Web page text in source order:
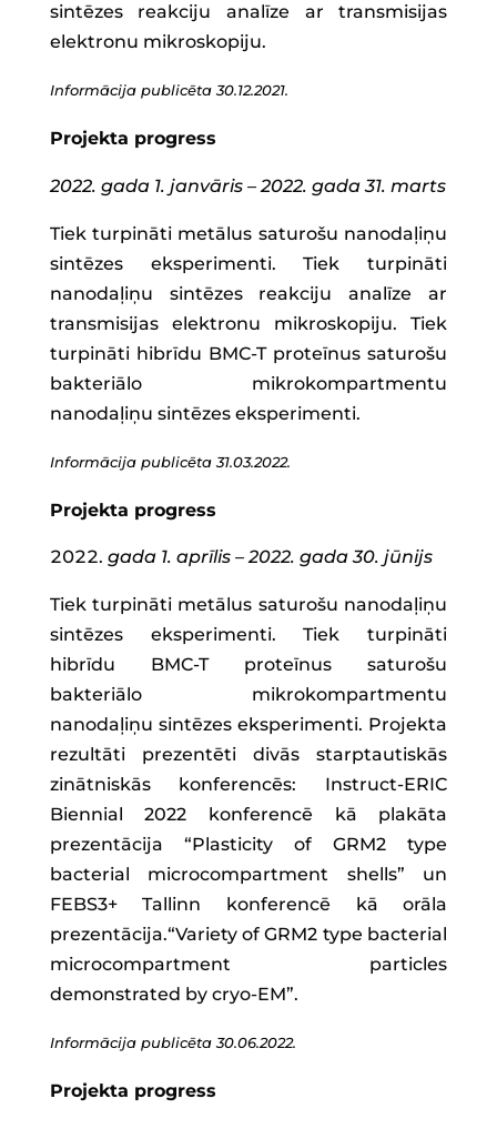
sintēzes reakciju analīze ar transmisijas
elektronu mikroskopiju.
Informācija publicēta 30.12.2021.
Projekta progress
2022. gada 1. janvāris – 2022. gada 31. marts
Tiek turpināti metālus saturošu nanodaļiņu
sintēzes eksperimenti. Tiek turpināti
nanodaļiņu sintēzes reakciju analīze ar
transmisijas elektronu mikroskopiju. Tiek
turpināti hibrīdu BMC-T proteīnus saturošu
bakteriālo mikrokompartmentu
nanodaļiņu sintēzes eksperimenti.
Informācija publicēta 31.03.2022.
Projekta progress
gada 1. aprīlis – 2022. gada 30. jūnijs
Tiek turpināti metālus saturošu nanodaļiņu
sintēzes eksperimenti. Tiek turpināti
hibrīdu BMC-T proteīnus saturošu
bakteriālo mikrokompartmentu
nanodaļiņu sintēzes eksperimenti. Projekta
rezultāti prezentēti divās starptautiskās
zinātniskās konferencēs: Instruct-ERIC
Biennial 2022 konferencē kā plakāta
prezentācija “Plasticity of GRM2 type
bacterial microcompartment shells” un
FEBS3+ Tallinn konferencē kā orāla
prezentācija.“Variety of GRM2 type bacterial
microcompartment particles
demonstrated by cryo-EM”.
Informācija publicēta 30.06.2022.
Projekta progress